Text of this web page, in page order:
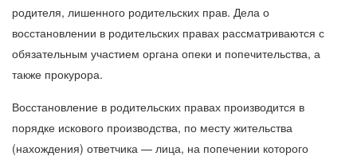
родителя, лишенного родительских прав. Дела о
восстановлении в родительских правах рассматриваются с
обязательным участием органа опеки и попечительства, а
также прокурора.
Восстановление в родительских правах производится в
порядке искового производства, по месту жительства
(нахождения) ответчика — лица, на попечении которого